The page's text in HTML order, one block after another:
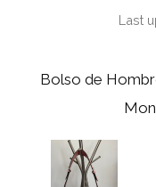
Last
Bolso de